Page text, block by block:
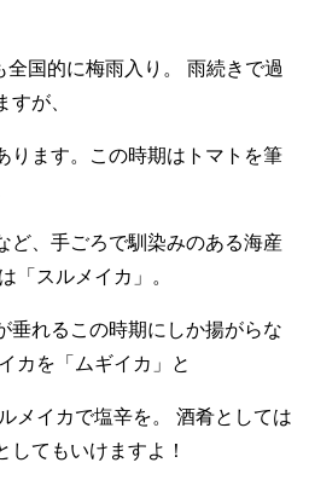
国的に梅雨入り。 雨続きで過
が、
ります。この時期はトマトを筆
ど、手ごろで馴染みのある海産
「スルメイカ」。
垂れるこの時期にしか揚がらな
カを「ムギイカ」と
メイカで塩辛を。 酒肴としては
してもいけますよ！